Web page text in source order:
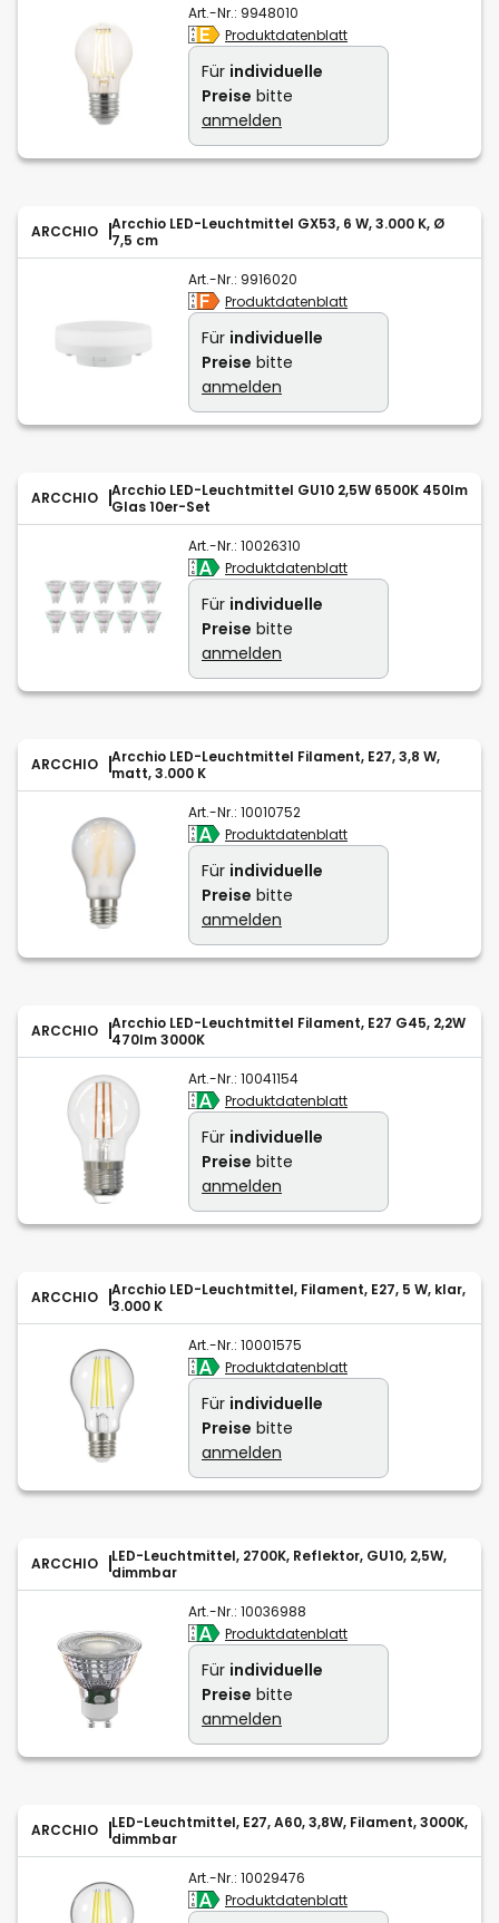
Art.-Nr.: 9948010
Produktdatenblatt
Für individuelle
Preise bitte
anmelden
ARCCHIO
Arcchio LED-Leuchtmittel GX53, 6 W, 3.000 K, Ø
7,5 cm
Art.-Nr.: 9916020
Produktdatenblatt
Für individuelle
Preise bitte
anmelden
ARCCHIO
Arcchio LED-Leuchtmittel GU10 2,5W 6500K 450lm
Glas 10er-Set
Art.-Nr.: 10026310
Produktdatenblatt
Für individuelle
Preise bitte
anmelden
ARCCHIO
Arcchio LED-Leuchtmittel Filament, E27, 3,8 W,
matt, 3.000 K
Art.-Nr.: 10010752
Produktdatenblatt
Für individuelle
Preise bitte
anmelden
ARCCHIO
Arcchio LED-Leuchtmittel Filament, E27 G45, 2,2W
470lm 3000K
Art.-Nr.: 10041154
Produktdatenblatt
Für individuelle
Preise bitte
anmelden
ARCCHIO
Arcchio LED-Leuchtmittel, Filament, E27, 5 W, klar,
3.000 K
Art.-Nr.: 10001575
Produktdatenblatt
Für individuelle
Preise bitte
anmelden
ARCCHIO
LED-Leuchtmittel, 2700K, Reflektor, GU10, 2,5W,
dimmbar
Art.-Nr.: 10036988
Produktdatenblatt
Für individuelle
Preise bitte
anmelden
ARCCHIO
LED-Leuchtmittel, E27, A60, 3,8W, Filament, 3000K,
dimmbar
Art.-Nr.: 10029476
Produktdatenblatt